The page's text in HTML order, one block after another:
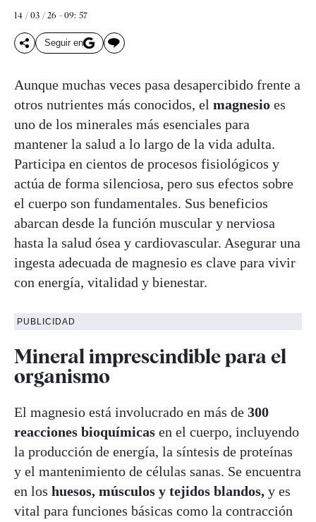
14 / 03 / 26 - 09: 57
Seguir en
Aunque muchas veces pasa desapercibido frente a
otros nutrientes más conocidos, el magnesio es
uno de los minerales más esenciales para
mantener la salud a lo largo de la vida adulta.
Participa en cientos de procesos fisiológicos y
actúa de forma silenciosa, pero sus efectos sobre
el cuerpo son fundamentales. Sus beneficios
abarcan desde la función muscular y nerviosa
hasta la salud ósea y cardiovascular. Asegurar una
ingesta adecuada de magnesio es clave para vivir
con energía, vitalidad y bienestar.
PUBLICIDAD
Mineral imprescindible para el
organismo
El magnesio está involucrado en más de 300
reacciones bioquímicas en el cuerpo, incluyendo
la producción de energía, la síntesis de proteínas
y el mantenimiento de células sanas. Se encuentra
en los huesos, músculos y tejidos blandos, y es
vital para funciones básicas como la contracción